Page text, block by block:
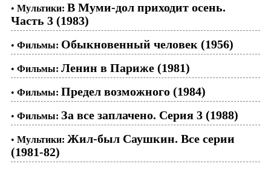
• Мультики: В Муми-дол приходит осень.
Часть 3 (1983)
• Фильмы: Обыкновенный человек (1956)
• Фильмы: Ленин в Париже (1981)
• Фильмы: Предел возможного (1984)
• Фильмы: За все заплачено. Серия 3 (1988)
• Мультики: Жил-был Саушкин. Все серии
(1981-82)